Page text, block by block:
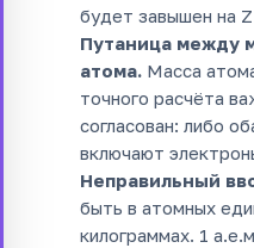
будет завышен на
Путаница между
атома. Масса
точного расчёта
согласован: либо
включают
Неправильный
быть в атомных
килограммах. 1